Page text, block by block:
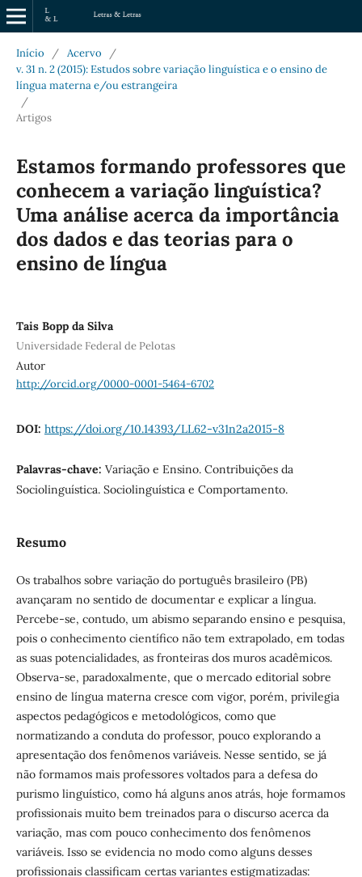
Início / Acervo
/
v. 31 n. 2 (2015): Estudos sobre variação linguística e o ensino de
língua materna e/ou estrangeira
/
Artigos
Estamos formando professores que
conhecem a variação linguística?
Uma análise acerca da importância
dos dados e das teorias para o
ensino de língua
Tais Bopp da Silva
Universidade Federal de Pelotas
Autor
http://orcid.org/0000-0001-5464-6702
DOI: https://doi.org/10.14393/LL62-v31n2a2015-8
Palavras-chave: Variação e Ensino. Contribuições da
Sociolinguística. Sociolinguística e Comportamento.
Resumo
Os trabalhos sobre variação do português brasileiro (PB)
avançaram no sentido de documentar e explicar a língua.
Percebe-se, contudo, um abismo separando ensino e pesquisa,
pois o conhecimento científico não tem extrapolado, em todas
as suas potencialidades, as fronteiras dos muros acadêmicos.
Observa-se, paradoxalmente, que o mercado editorial sobre
ensino de língua materna cresce com vigor, porém, privilegia
aspectos pedagógicos e metodológicos, como que
normatizando a conduta do professor, pouco explorando a
apresentação dos fenômenos variáveis. Nesse sentido, se já
não formamos mais professores voltados para a defesa do
purismo linguístico, como há alguns anos atrás, hoje formamos
profissionais muito bem treinados para o discurso acerca da
variação, mas com pouco conhecimento dos fenômenos
variáveis. Isso se evidencia no modo como alguns desses
profissionais classificam certas variantes estigmatizadas: